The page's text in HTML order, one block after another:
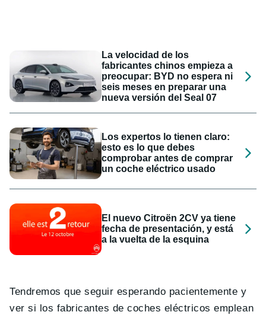
La velocidad de los
fabricantes chinos empieza a
preocupar: BYD no espera ni
seis meses en preparar una
nueva versión del Seal 07
Los expertos lo tienen claro:
esto es lo que debes
comprobar antes de comprar
un coche eléctrico usado
El nuevo Citroën 2CV ya tiene
fecha de presentación, y está
a la vuelta de la esquina
Tendremos que seguir esperando pacientemente y
ver si los fabricantes de coches eléctricos emplean